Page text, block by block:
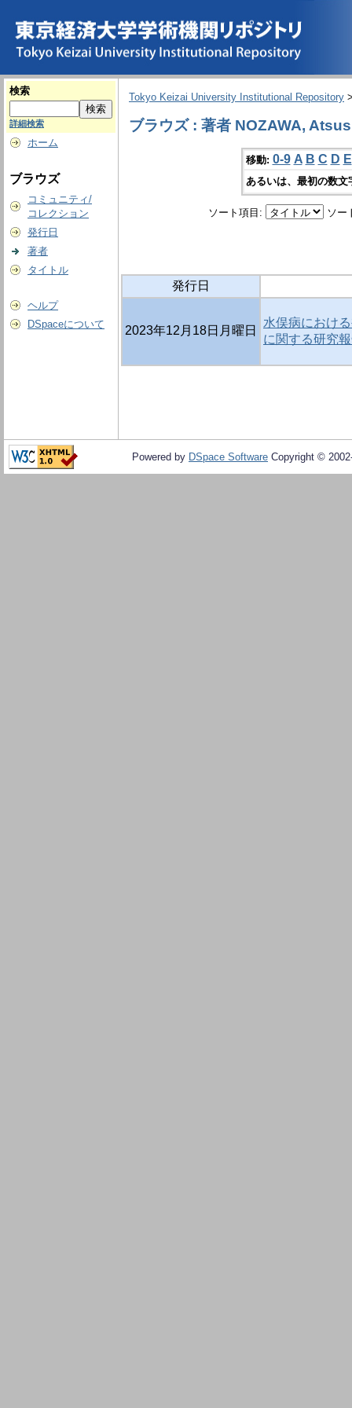
検索
詳細検索
ホーム
ブラウズ
コミュニティ/
コレクション
発行日
著者
タイトル
ヘルプ
DSpaceについて
Tokyo Keizai University Institutional Repository
ブラウズ : 著者 NOZAWA,
移動: 0-9 A B C D E
あるいは、最初の数
ソート項目: ソー
発行日
2023年12月18日月曜日
水俣病におけ
に関する研究
Powered by DSpace Software Copyright ©